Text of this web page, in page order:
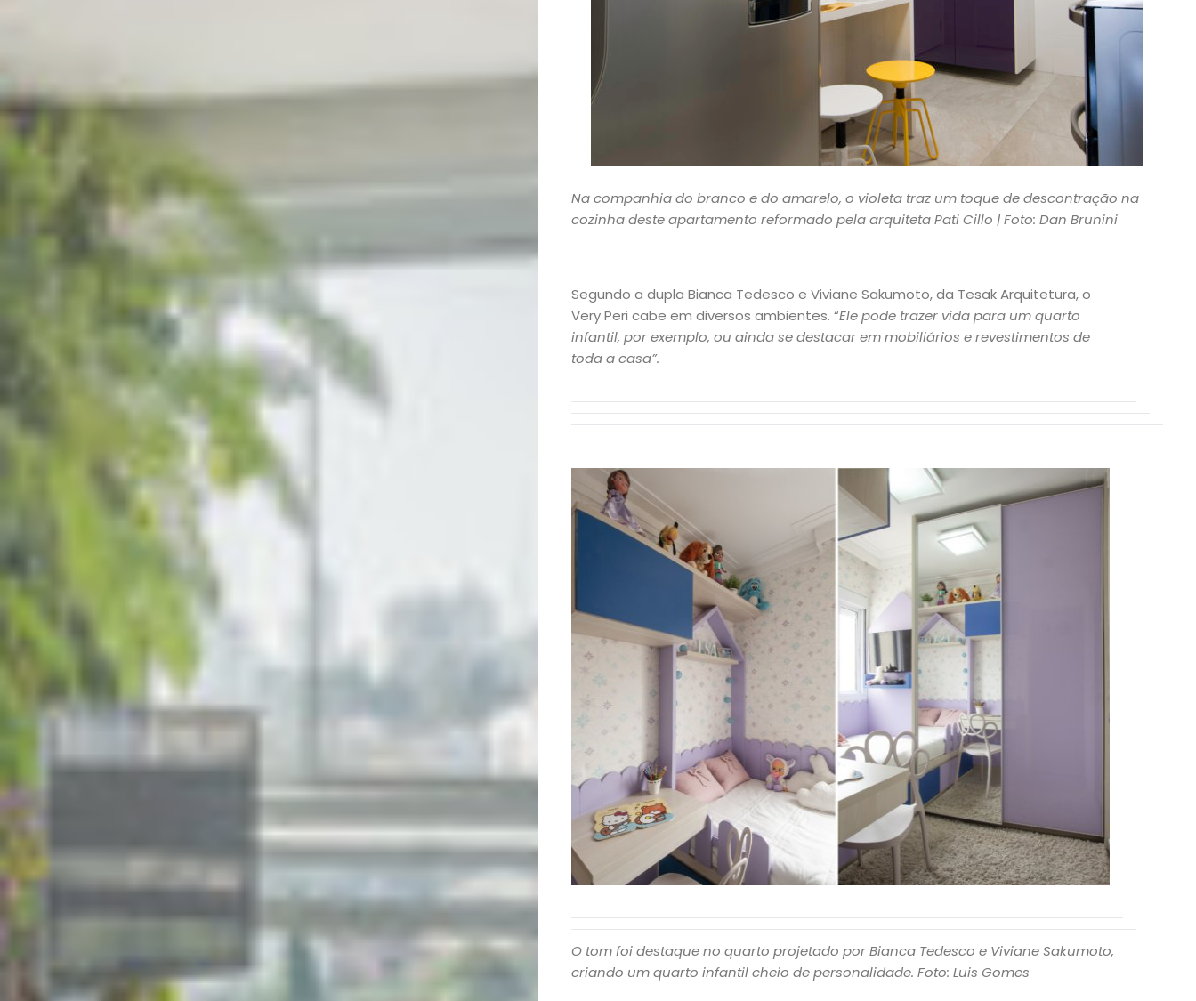
Início
Academia
Beleza
Bora
lá!
Casa
e
Na companhia do branco e do amarelo, o violeta traz um toque de descontração na
cozinha deste apartamento reformado pela arquiteta Pati Cillo | Foto: Dan Brunini
Segundo a dupla Bianca Tedesco e Viviane Sakumoto, da Tesak Arquitetura, o
Very Peri cabe em diversos ambientes. “Ele pode trazer vida para um quarto
infantil, por exemplo, ou ainda se destacar em mobiliários e revestimentos de
toda a casa”.
O tom foi destaque no quarto projetado por Bianca Tedesco e Viviane Sakumoto,
criando um quarto infantil cheio de personalidade. Foto: Luis Gomes